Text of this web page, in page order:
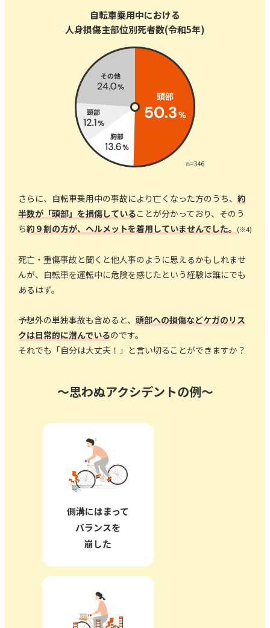
自転車乗用中における
人身損傷主部位別死者数(令和5年)
さらに、自転車乗用中の事故により亡くなった方のうち、 約
半数が「頭部」を損傷していることが分かっており、 そのう
ち約９割の方が、ヘルメットを着用していませんでした。 (※4)
死亡・重傷事故と聞くと他人事のように思えるかもしれませ
んが、 自転車を運転中に危険を感じたという経験は誰にでも
あるはず。
予想外の単独事故も含めると、 頭部への損傷などケガのリス
クは日常的に潜んでいるのです。
それでも「自分は大丈夫！」と言い切ることができますか？
～思わぬアクシデントの例～
側溝にはまって
バランスを
崩した